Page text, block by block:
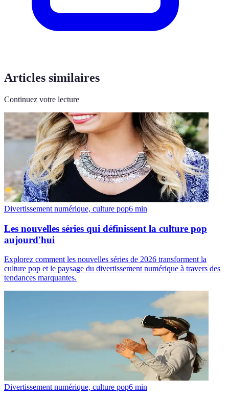
Articles similaires
Continuez votre lecture
Divertissement numérique, culture pop6 min
Les nouvelles séries qui définissent la culture pop
aujourd'hui
Explorez comment les nouvelles séries de 2026 transforment la
culture pop et le paysage du divertissement numérique à travers des
tendances marquantes.
Divertissement numérique, culture pop6 min